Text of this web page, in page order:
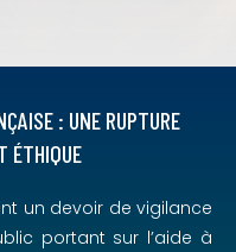
: UNE RUPTURE
ÉTHIQUE
un devoir de vigilance
portant sur l’aide à